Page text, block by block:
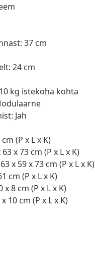
37 cm
24 cm
kg istekoha kohta
Jah
(P x L x K)
x 73 cm (P x L x K)
x 59 x 73 cm (P x L x K)
cm (P x L x K)
8 cm (P x L x K)
10 cm (P x L x K)